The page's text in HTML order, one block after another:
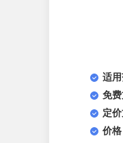
适用
免费
定价
价格